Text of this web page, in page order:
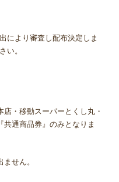
により審査し配布決定しま
い。
・移動スーパーとくし丸・
通商品券』のみとなりま
せん。